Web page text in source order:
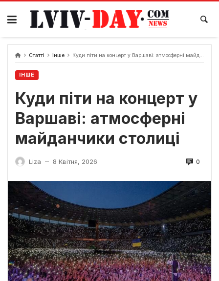
Skip
content
Статті Інше Куди піти на концерт у Варшаві: атмосферні майданчики столиці
ІНШЕ
Куди піти на концерт у
Варшаві: атмосферні
майданчики столиці
Liza — 8 Квітня, 2026 0